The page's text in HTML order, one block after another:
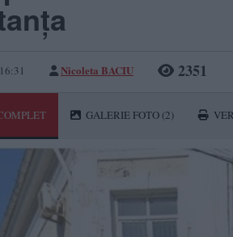
Nicoleta BACIU 2351
GALERIE FOTO (2)